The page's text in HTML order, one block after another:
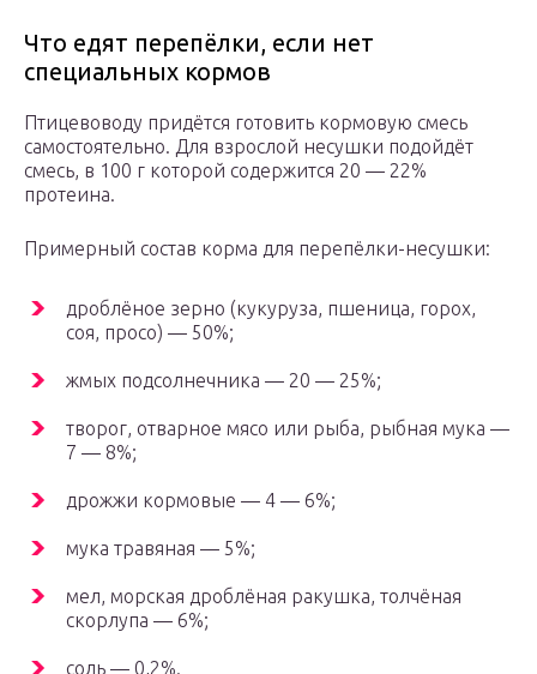
Что едят перепёлки, если нет
специальных кормов
Птицевоводу придётся готовить кормовую смесь
самостоятельно. Для взрослой несушки подойдёт
смесь, в 100 г которой содержится 20 — 22%
протеина.
Примерный состав корма для перепёлки-несушки:
дроблёное зерно (кукуруза, пшеница, горох,
соя, просо) — 50%;
жмых подсолнечника — 20 — 25%;
творог, отварное мясо или рыба, рыбная мука —
7 — 8%;
дрожжи кормовые — 4 — 6%;
мука травяная — 5%;
мел, морская дроблёная ракушка, толчёная
скорлупа — 6%;
соль — 0,2%.